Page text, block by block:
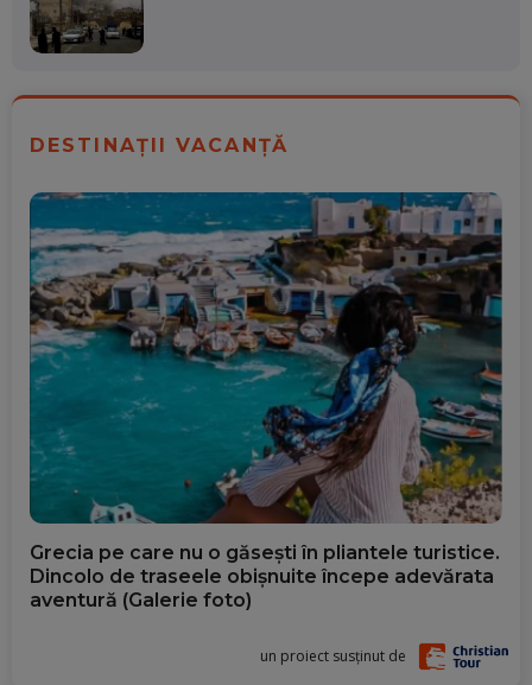
DESTINAȚII VACANȚĂ
Grecia pe care nu o găsești în pliantele turistice.
Dincolo de traseele obișnuite începe adevărata
aventură (Galerie foto)
un proiect susținut de